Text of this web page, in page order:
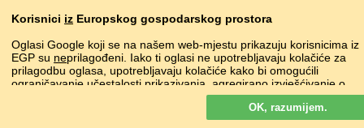
TATARSKI чәч алу•çäç alu
saç kesmek
UDMURTSKI ?
UKRAJINSKI стригти
Korisnici iz Europskog gospodarskog prostora
Oglasi Google koji se na našem web-mjestu prikazuju korisnicima iz
EGP su neprilagođeni. Iako ti oglasi ne upotrebljavaju kolačiće za
prilagodbu oglasa, upotrebljavaju kolačiće kako bi omogućili
ograničavanje učestalosti prikazivanja, agregirano izvješćivanje o
oglasima i za borbu protiv prevara i zloupotrebe.
OK, razumijem.